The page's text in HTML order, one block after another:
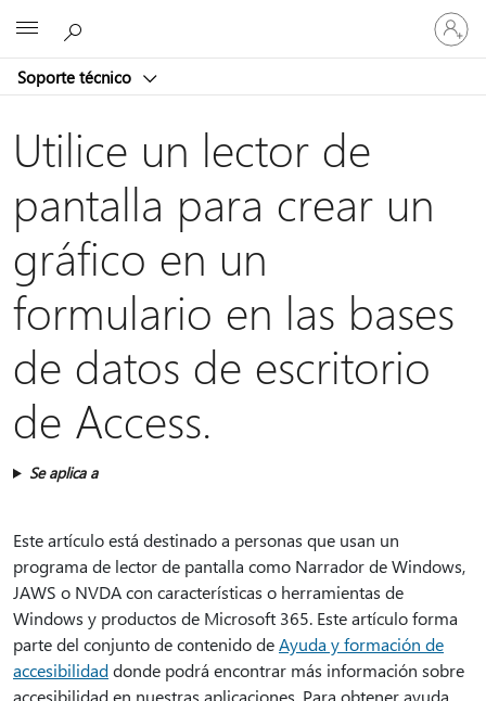
Soporte técnico
Iniciar
sesión
en
cuenta
Utilice un lector de
pantalla para crear un
gráfico en un
formulario en las bases
de datos de escritorio
de Access.
Se aplica a
Este artículo está destinado a personas que usan un
programa de lector de pantalla como Narrador de Windows,
JAWS o NVDA con características o herramientas de
Windows y productos de Microsoft 365. Este artículo forma
parte del conjunto de contenido deAyuda y formación de
accesibilidaddonde podrá encontrar más información sobre
accesibilidad en nuestras aplicaciones. Para obtener ayuda